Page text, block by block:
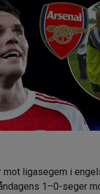
mot ligasegern i
1–0-seger